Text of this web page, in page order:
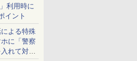
利用時に
イント
よる特殊
に「警察
れて対策